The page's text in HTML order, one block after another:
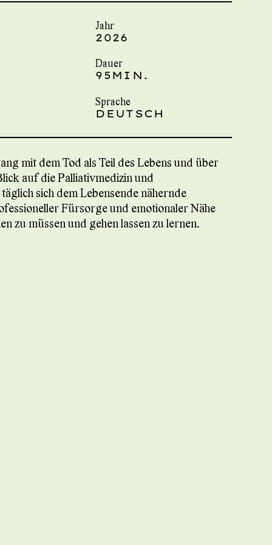
Jahr
2026
Dauer
95MIN.
Sprache
DEUTSCH
mit dem Tod als Teil des Lebens und über
auf die Palliativmedizin und
sich dem Lebensende nähernde
Fürsorge und emotionaler Nähe
zu müssen und gehen lassen zu lernen.